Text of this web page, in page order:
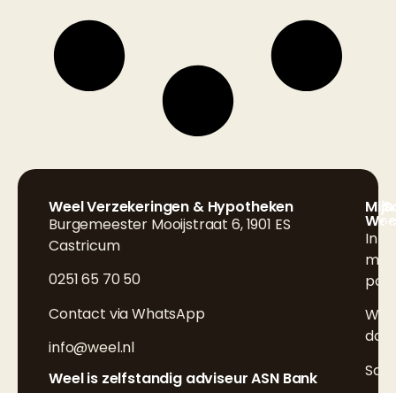
Weel Verzekeringen & Hypotheken
Burgemeester Mooijstraat 6, 1901 ES
Castricum
0251 65 70 50
Contact via WhatsApp
info@weel.nl
Weel is zelfstandig adviseur ASN Bank
Mijn
mijn